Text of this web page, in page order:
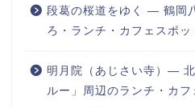
段葛の桜道をゆく ― 鶴岡
ろ・ランチ・カフェスポッ
明月院（あじさい寺）―
ルー」周辺のランチ・カ